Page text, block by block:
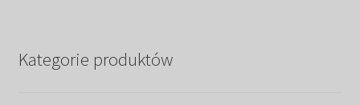
Kategorie produktów